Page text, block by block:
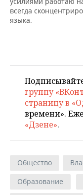
всегда
языка.
группу
страницу в
времени».
«Дзене».
Общество
Образование